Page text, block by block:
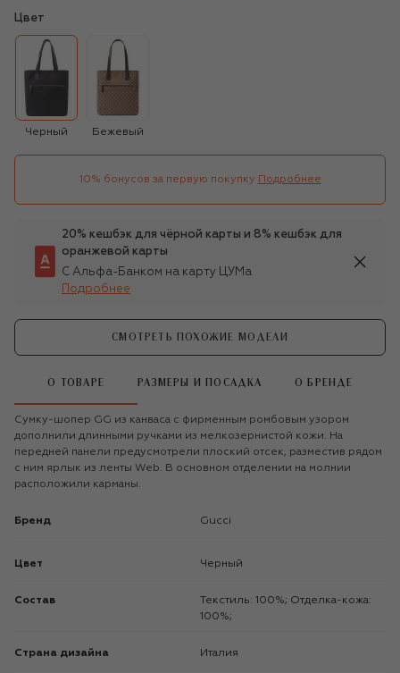
Цвет
Черный Бежевый
10% бонусов за первую покупку Подробнее
20% кешбэк для чёрной карты и 8% кешбэк для
оранжевой карты
С Альфа-Банком на карту ЦУМа
Подробнее
СМОТРЕТЬ ПОХОЖИЕ МОДЕЛИ
О ТОВАРЕ РАЗМЕРЫ И ПОСАДКА О БРЕНДЕ
Сумку-шопер GG из канваса с фирменным ромбовым узором
дополнили длинными ручками из мелкозернистой кожи. На
передней панели предусмотрели плоский отсек, разместив рядом
с ним ярлык из ленты Web. В основном отделении на молнии
расположили карманы.
Бренд Gucci
Цвет Черный
Состав
Текстиль: 100%; Отделка-кожа:
100%;
Страна дизайна Италия